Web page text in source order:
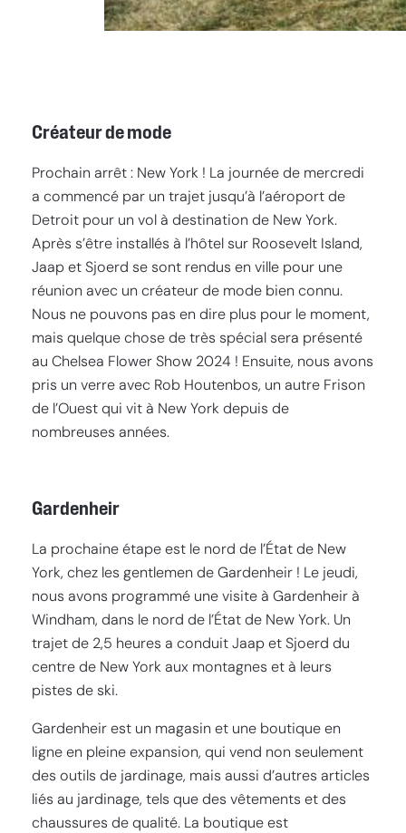
Créateur de mode
Prochain arrêt : New York ! La journée de mercredi
a commencé par un trajet jusqu’à l’aéroport de
Detroit pour un vol à destination de New York.
Après s’être installés à l’hôtel sur Roosevelt Island,
Jaap et Sjoerd se sont rendus en ville pour une
réunion avec un créateur de mode bien connu.
Nous ne pouvons pas en dire plus pour le moment,
mais quelque chose de très spécial sera présenté
au Chelsea Flower Show 2024 ! Ensuite, nous avons
pris un verre avec Rob Houtenbos, un autre Frison
de l’Ouest qui vit à New York depuis de
nombreuses années.
Gardenheir
La prochaine étape est le nord de l’État de New
York, chez les gentlemen de Gardenheir ! Le jeudi,
nous avons programmé une visite à Gardenheir à
Windham, dans le nord de l’État de New York. Un
trajet de 2,5 heures a conduit Jaap et Sjoerd du
centre de New York aux montagnes et à leurs
pistes de ski.
Gardenheir est un magasin et une boutique en
ligne en pleine expansion, qui vend non seulement
des outils de jardinage, mais aussi d’autres articles
liés au jardinage, tels que des vêtements et des
chaussures de qualité. La boutique est